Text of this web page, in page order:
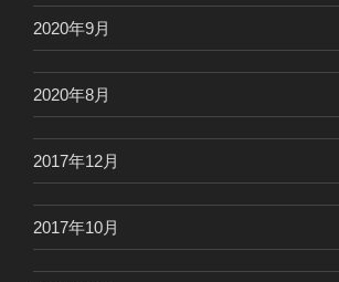
2020年9月
2020年8月
2017年12月
2017年10月